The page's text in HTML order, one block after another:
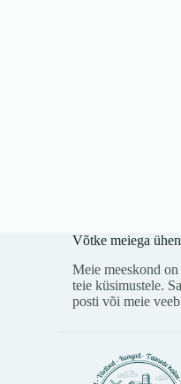
Võtke meiega
Meie meeskond
teie küsimustele.
posti või meie